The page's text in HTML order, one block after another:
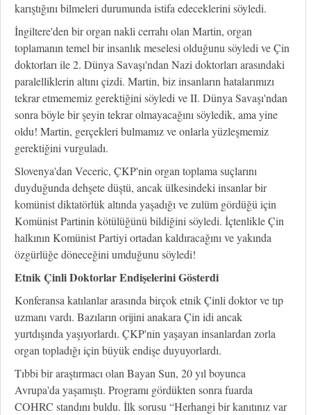
karıştığını bilmeleri durumunda istifa edeceklerini söyledi.
İngiltere'den bir organ nakli cerrahı olan Martin, organ
toplamanın temel bir insanlık meselesi olduğunu söyledi ve Çin
doktorları ile 2. Dünya Savaşı'ndan Nazi doktorları arasındaki
paralelliklerin altını çizdi. Martin, biz insanların hatalarımızı
tekrar etmememiz gerektiğini söyledi ve II. Dünya Savaşı'ndan
sonra böyle bir şeyin tekrar olmayacağını söyledik, ama yine
oldu! Martin, gerçekleri bulmamız ve onlarla yüzleşmemiz
gerektiğini vurguladı.
Slovenya'dan Veceric, ÇKP'nin organ toplama suçlarını
duyduğunda dehşete düştü, ancak ülkesindeki insanlar bir
komünist diktatörlük altında yaşadığı ve zulüm gördüğü için
Komünist Partinin kötülüğünü bildiğini söyledi. İçtenlikle Çin
halkının Komünist Partiyi ortadan kaldıracağını ve yakında
özgürlüğe döneceğini umduğunu söyledi!
Etnik Çinli Doktorlar Endişelerini Gösterdi
Konferansa katılanlar arasında birçok etnik Çinli doktor ve tıp
uzmanı vardı. Bazıların orijini anakara Çin idi ancak
yurtdışında yaşıyorlardı. ÇKP'nin yaşayan insanlardan zorla
organ topladığı için büyük endişe duyuyorlardı.
Tıbbi bir araştırmacı olan Bayan Sun, 20 yıl boyunca
Avrupa'da yaşamıştı. Programı gördükten sonra fuarda
COHRC standını buldu. İlk sorusu “Herhangi bir kanıtınız var